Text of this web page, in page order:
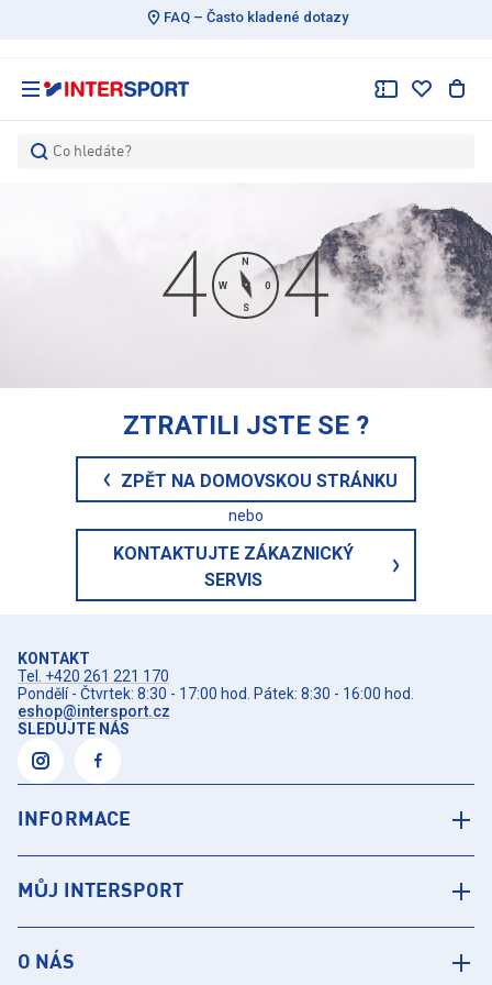
FAQ – Často kladené dotazy
Co hledáte?
N
0
S
W
ZTRATILI JSTE SE ?
ZPĚT NA DOMOVSKOU STRÁNKU
nebo
KONTAKTUJTE ZÁKAZNICKÝ
SERVIS
KONTAKT
Tel. +420 261 221 170
Pondělí - Čtvrtek: 8:30 - 17:00 hod. Pátek: 8:30 - 16:00 hod.
eshop@intersport.cz
SLEDUJTE NÁS
INFORMACE
MŮJ INTERSPORT
O NÁS